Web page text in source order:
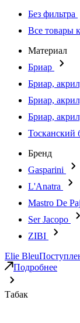
Без фильтра
Все товары
Материал
Бриар
Бриар,
Бриар,
Бриар,
Тосканский
Бренд
Gasparini
L'Anatra
Mastro De
Ser Jacopo
ZIBI
Elie Bleu
Подробнее
Табак